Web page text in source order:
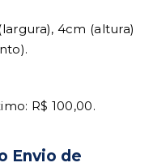
4cm (altura)
R$ 100,00.
Envio de